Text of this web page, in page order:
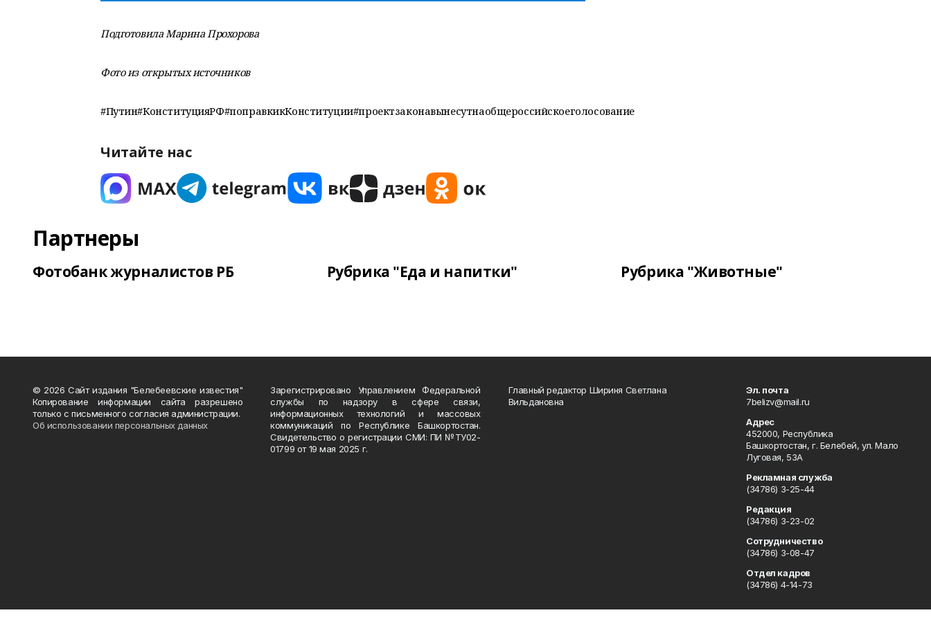
Подготовила Марина Прохорова
Фото из открытых источников
#Путин#КонституцияРФ#поправкикКонституции#проектзаконавынесутнаобщероссийскоеголосование
Читайте нас
Партнеры
Фотобанк журналистов РБ Рубрика "Еда и напитки" Рубрика "Животные"
© 2026 Сайт издания "Белебеевские известия"
Копирование информации сайта разрешено
только с письменного согласия администрации.
Об использовании персональных данных
Зарегистрировано Управлением Федеральной
службы по надзору в сфере связи,
информационных технологий и массовых
коммуникаций по Республике Башкортостан.
Свидетельство о регистрации СМИ: ПИ №ТУ02-
01799 от 19 мая 2025 г.
Главный редактор Шириня Светлана
Вильдановна
Эл. почта
7belizv@mail.ru
Адрес
452000, Республика
Башкортостан, г. Белебей, ул. Мало
Луговая, 53А
Рекламная служба
(34786) 3-25-44
Редакция
(34786) 3-23-02
Сотрудничество
(34786) 3-08-47
Отдел кадров
(34786) 4-14-73